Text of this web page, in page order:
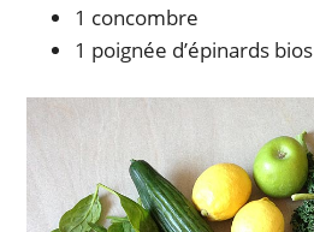
1 concombre
1 poignée d’épinards bios